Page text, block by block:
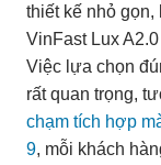
thiết kế nhỏ
VinFast Lux
Việc lựa chọn
rất quan trọng,
chạm tích hợp
9, mỗi khách